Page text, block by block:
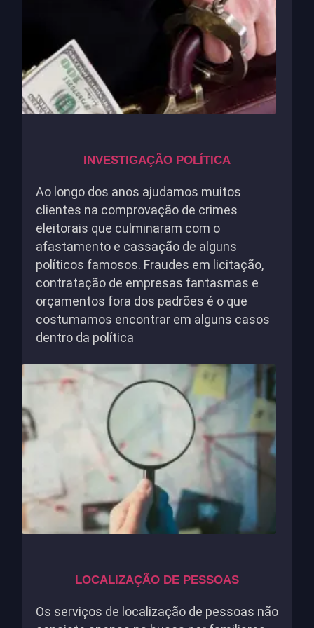
INVESTIGAÇÃO POLÍTICA
Ao longo dos anos ajudamos muitos
clientes na comprovação de crimes
eleitorais que culminaram com o
afastamento e cassação de alguns
políticos famosos. Fraudes em licitação,
contratação de empresas fantasmas e
orçamentos fora dos padrões é o que
costumamos encontrar em alguns casos
dentro da política
LOCALIZAÇÃO DE PESSOAS
Os serviços de localização de pessoas não